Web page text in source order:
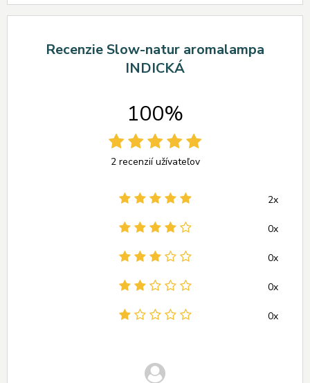
Recenzie Slow-natur aromalampa
INDICKÁ
100%
2 recenzií užívateľov
2x
0x
0x
0x
0x